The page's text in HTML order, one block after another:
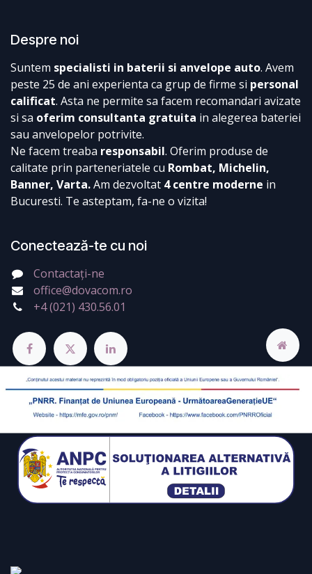
Despre noi
Suntem specialisti in baterii si anvelope auto. Avem
peste 25 de ani experienta ca grup de firme si personal
calificat. Asta ne permite sa facem recomandari avizate
si sa oferim consultanta gratuita in alegerea bateriei
sau anvelopelor potrivite.
Ne facem treaba responsabil. Oferim produse de
calitate prin parteneriatele cu Rombat, Michelin,
Banner, Varta.Am dezvoltat 4 centre moderne in
Bucuresti. Te asteptam, fa-ne o vizita!
Conectează-te cu noi
Contactați-ne
office@dovacom.ro
+4 (021) 430.56.01